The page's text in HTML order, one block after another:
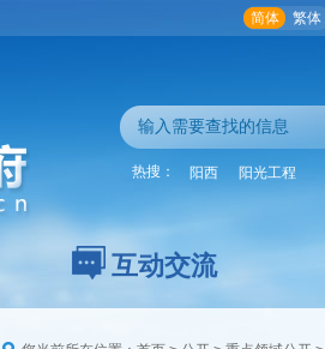
简体 繁体
热搜： 阳西 阳光工程
互动交流